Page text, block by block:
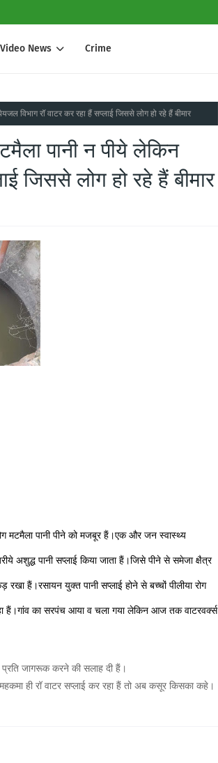
Video News Crime
विभाग रॉ वाटर कर रहा हैं सप्लाई जिससे लोग हो रहे हैं बीमार
पानी न पीये लेकिन
जिससे लोग हो रहे हैं बीमार
मटमैला पानी पीने को मजबूर हैं।एक और जन स्वास्थ्य
अशुद्ध पानी सप्लाई किया जाता हैं।जिसे पीने से समेजा क्षैत्र
रखा हैं।रसायन युक्त पानी सप्लाई होने से बच्चों पीलीया रोग
का सरपंच आया व चला गया लेकिन आज तक वाटरवर्क्स
प्रति जागरूक करने की सलाह दी हैं।
ही रॉ वाटर सप्लाई कर रहा हैं तो अब कसूर किसका कहे।